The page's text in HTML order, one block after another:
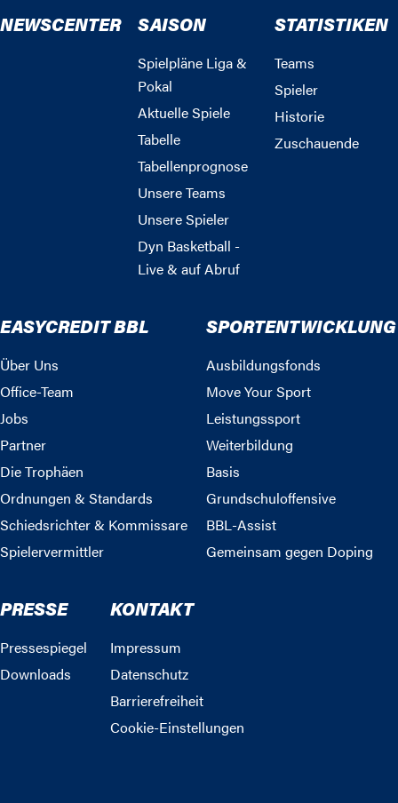
NEWSCENTER SAISON
Spielpläne Liga &
Pokal
Aktuelle Spiele
Tabelle
Tabellenprognose
Unsere Teams
Unsere Spieler
Dyn Basketball -
Live & auf Abruf
STATISTIKEN
Teams
Spieler
Historie
Zuschauende
EASYCREDIT BBL
Über Uns
Office-Team
Jobs
Partner
Die Trophäen
Ordnungen & Standards
Schiedsrichter & Kommissare
Spielervermittler
SPORTENTWICKLUNG
Ausbildungsfonds
Move Your Sport
Leistungssport
Weiterbildung
Basis
Grundschuloffensive
BBL-Assist
Gemeinsam gegen Doping
PRESSE
Pressespiegel
Downloads
KONTAKT
Impressum
Datenschutz
Barrierefreiheit
Cookie-Einstellungen